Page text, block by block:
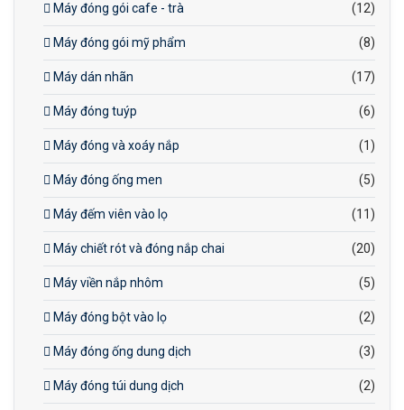
Máy đóng gói cafe - trà (12)
Máy đóng gói mỹ phẩm (8)
Máy dán nhãn (17)
Máy đóng tuýp (6)
Máy đóng và xoáy nắp (1)
Máy đóng ống men (5)
Máy đếm viên vào lọ (11)
Máy chiết rót và đóng nắp chai (20)
Máy viền nắp nhôm (5)
Máy đóng bột vào lọ (2)
Máy đóng ống dung dịch (3)
Máy đóng túi dung dịch (2)